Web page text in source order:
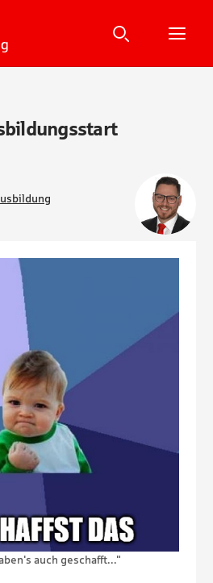
Suche
Suche
auch geschafft..."